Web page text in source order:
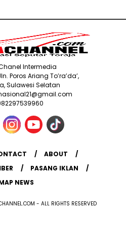
Intermedia
Poros Ariang To’ra’da’,
Sulawesi Selatan
ABOUT
PASANG IKLAN
NEWS
- ALL RIGHTS RESERVED